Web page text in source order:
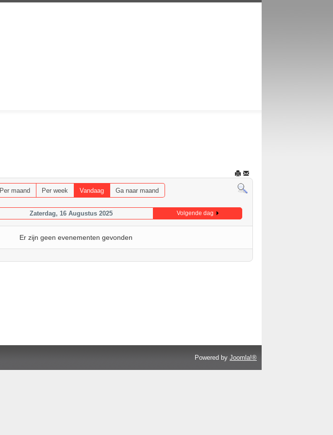
Per maand Per week Vandaag Ga naar maand
Zaterdag, 16 Augustus 2025 Volgende dag
Er zijn geen evenementen gevonden
Powered by Joomla!®